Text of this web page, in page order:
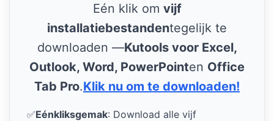
Eén klik om vijf
installatiebestandentegelijk te
downloaden —Kutools voor Excel,
Outlook, Word, PowerPointen Office
Tab Pro.Klik nu om te downloaden!
✅Eénkliksgemak: Download alle vijf